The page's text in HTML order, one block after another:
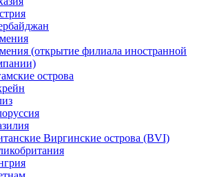
(открытие филиала иностранной
острова
Виргинские острова (BVI)